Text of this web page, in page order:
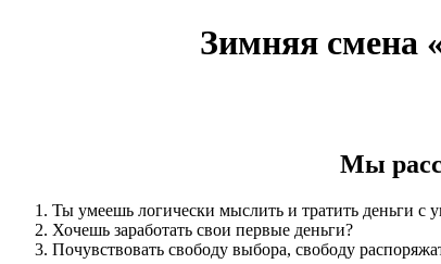
Зимняя
Мы
Ты умеешь логически мыслить и тратить деньги с
Хочешь заработать свои первые деньги?
Почувствовать свободу выбора, свободу